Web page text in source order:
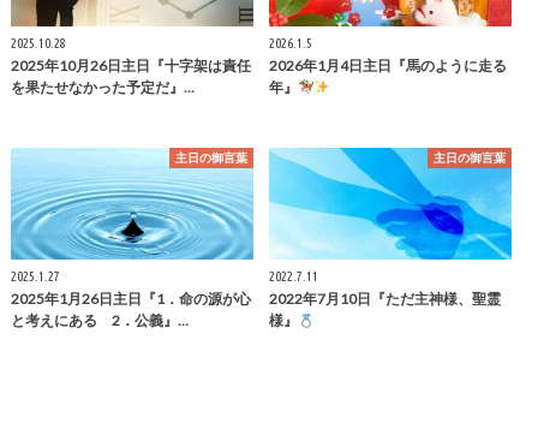
2025.10.28
2025年10月26日主日『十字架は責任
を果たせなかった予定だ』…
2026.1.5
2026年1月4日主日『馬のように走る
年』
主日の御言葉
2025.1.27
2025年1月26日主日『1．命の源が心
と考えにある 2．公義』…
主日の御言葉
2022.7.11
2022年7月10日『ただ主神様、聖霊
様』